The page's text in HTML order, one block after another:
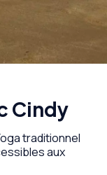
Cindy
traditionnel
aux